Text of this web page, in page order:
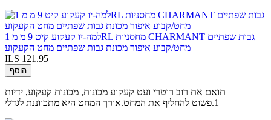
למה-יו קעקוע קיט 9 מ מ 1RL מחסניות CHARMANT גבות שפתיים
מחט/קבוע איפור מכונת גבות שפתיים מחט הקעקוע
ILS 121.95
הוסף
תואם את רוב רוטרי ועט קעקוע מכונות, מכונות קעקוע, ידיות
1.פשוט להחליף את המחט.אורך המחט היא מתכווננת לגדלי